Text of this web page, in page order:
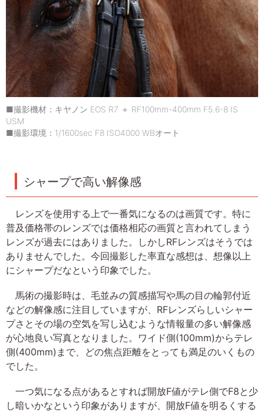
■撮影機材：キヤノン EOS R7 ＋ RF100mm-400mm F5.6-8 IS
USM
■撮影環境：1/1600sec F8 ISO4000 WBオート
シャープで高い解像感
レンズを使用する上で一番気になるのは画質です。特に
普及価格帯のレンズでは価格相応の画質と言われてしまう
レンズが過去にはありました。しかしRFレンズはそうでは
ありませんでした。今回撮影した率直な感想は、想像以上
にシャープだなという印象でした。
馬術の撮影時は、毛並みの質感描写や馬の目の輪郭付近
などの解像感に注目していますが、RFレンズらしいシャー
プさとその場の空気を写し込むような情報量の多い解像感
が心地良い写真となりました。ワイド側(100mm)からテレ
側(400mm)まで、どの焦点距離をとっても満足のいくもの
でした。
一つ気になる点があるとすれば開放F値がテレ側でF8と少
し暗いかなという印象がありますが、開放F値を明るくする